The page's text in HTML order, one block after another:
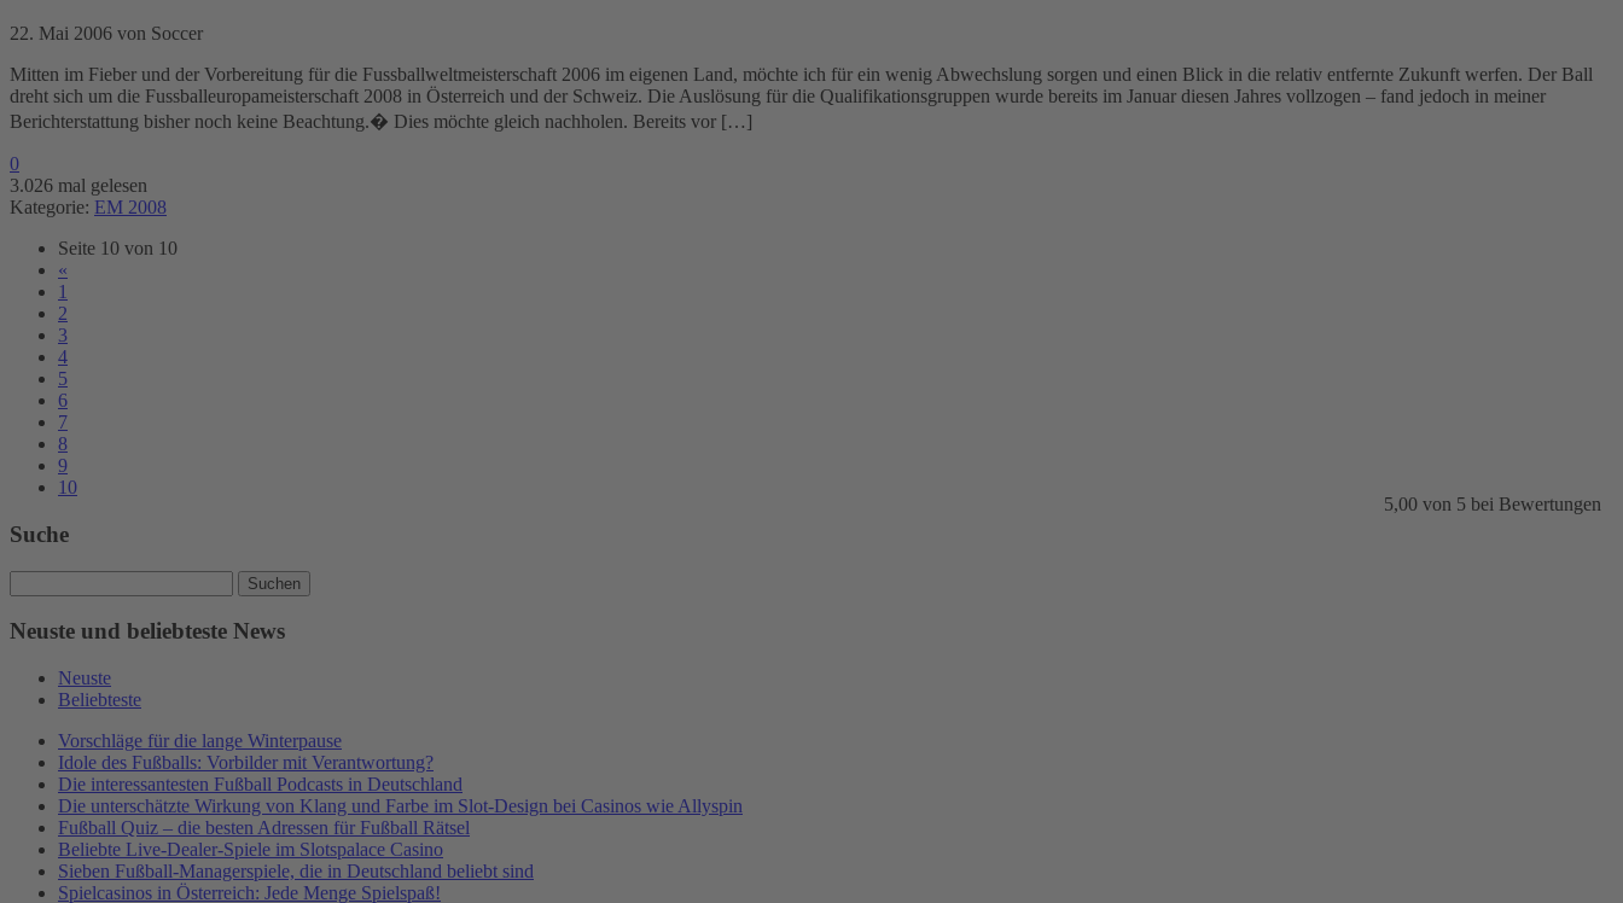
22. Mai 2006 von Soccer
Mitten im Fieber und der Vorbereitung für die Fussballweltmeisterschaft 2006 im eigenen Land, möchte ich für ein wenig Abwechslung sorgen und einen Blick in die relativ entfernte Zukunft werfen. Der Ball
dreht sich um die Fussballeuropameisterschaft 2008 in Österreich und der Schweiz. Die Auslösung für die Qualifikationsgruppen wurde bereits im Januar diesen Jahres vollzogen – fand jedoch in meiner
Berichterstattung bisher noch keine Beachtung.� Dies möchte gleich nachholen. Bereits vor […]
0
3.026 mal gelesen
Kategorie: EM 2008
Seite 10 von 10
«
1
2
3
4
5
6
7
8
9
10
5,00 von 5 bei Bewertungen
Suche
nach:
Neuste und beliebteste News
Neuste
Beliebteste
Vorschläge für die lange Winterpause
Idole des Fußballs: Vorbilder mit Verantwortung?
Die interessantesten Fußball Podcasts in Deutschland
Die unterschätzte Wirkung von Klang und Farbe im Slot-Design bei Casinos wie Allyspin
Fußball Quiz – die besten Adressen für Fußball Rätsel
Beliebte Live-Dealer-Spiele im Slotspalace Casino
Sieben Fußball-Managerspiele, die in Deutschland beliebt sind
Spielcasinos in Österreich: Jede Menge Spielspaß!